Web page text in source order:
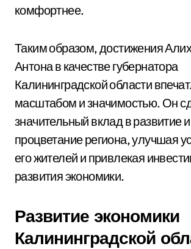
комфортнее.
Таким образом, достижения
Антона в качестве губернатора
Калининградской области
масштабом и значимостью. Он
значительный вклад в развитие и
процветание региона, улучшая
его жителей и привлекая
развития экономики.
Развитие экономики
Калининградской